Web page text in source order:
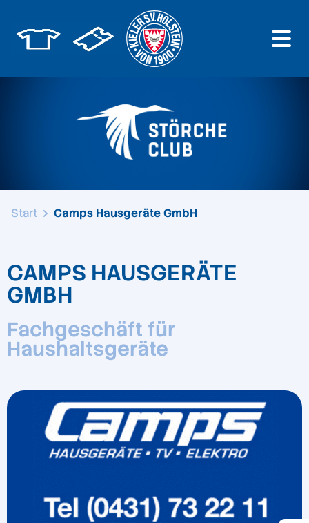
Start Camps Hausgeräte GmbH
CAMPS HAUSGERÄTE
GMBH
Fachgeschäft für
Haushaltsgeräte